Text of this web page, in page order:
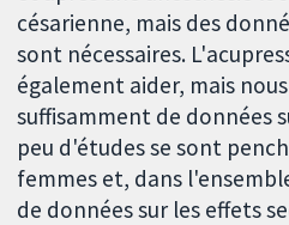
césarienne, mais des
sont nécessaires.
également aider, mais
suffisamment de données
peu d'études se sont
femmes et, dans
de données sur les effets